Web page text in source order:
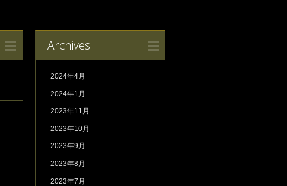
Archives
2024年4月
2024年1月
2023年11月
2023年10月
2023年9月
2023年8月
2023年7月